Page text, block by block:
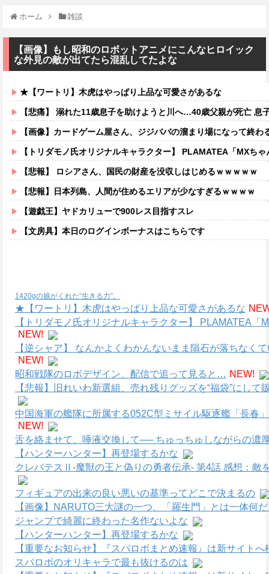
ホーム 雑談
【画像】もし昭和のロボットアニメにこんなヒロイック
な外見の敵が出てたら混乱してたよな
★【ワートリ】木虎はやっぱり上品な可愛さがあるな
【悲痛】 溺れた11歳息子を助けようと川へ…40歳父親が死亡 息
【画像】カードゲーム屋さん、ジジババの溜まり場になって終
【トリダモノ氏オリジナルキャラクター】 PLAMATEA「MXちゃん
【悲報】 ロシアさん、国民の財産を没収しはじめるｗｗｗｗｗ
【悲報】日本列島、人間が住めるエリアが少なすぎるｗｗｗｗ
【遊戯王】ヤドカリューで900レス目指すスレ
【文房具】本日のログインボーナスはこちらです
1420gの娘がくれた“生きる力”。
★【ワートリ】木虎はやっぱり上品な可愛さがあるな
【トリダモノ氏オリジナルキャラクター】 PLAMATEA
NEW!
【逆シャア】 なんかよくわかんないまま隕石が落ちなく
NEW!
昭和戦隊のロボデザイン、配信で追って見ると… NEW!
【悲報】旧れいわ新選組、売れ残りグッズを“福袋”にして
中国海軍の艦隊に所属する052C型ミサイル駆逐艦「長春
NEW!
舌を絡ませて、唾液交換して── ちゅっちゅしながらの濃
【ハンターハンター】再登場するかな
クレバテスⅡ-魔獣の王と偽りの勇者伝承- 第4話 感想：敵
フィギュアの出来の良い悪いの基準ってどこで決まるの
【画像】NARUTO三大謎の一つ、「羅生門」とは一体何
ジャンプで綺麗に終わった名作ないよな
【ハンターハンター】再登場するかな
【重要なお知らせ】『スパロボまとめ速報』は新サイトへ
スパロボのオリキャラで最も抜けるのは